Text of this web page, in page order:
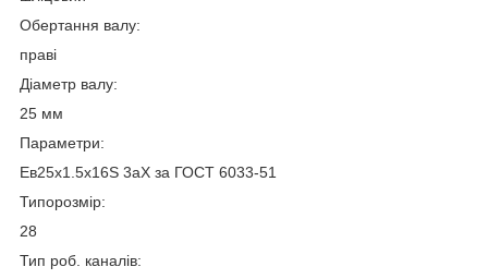
Обертання валу:
праві
Діаметр валу:
25 мм
Параметри:
Ев25х1.5x16S 3aX за ГОСТ 6033-51
Типорозмір:
28
Тип роб. каналів: